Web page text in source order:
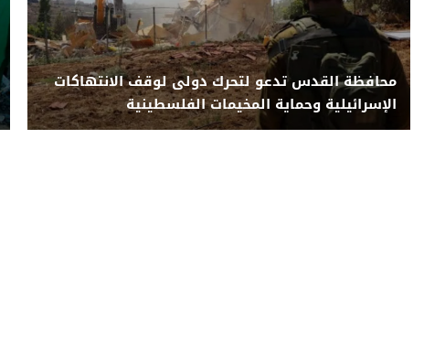
محافظة القدس تدعو لتحرك دولى لوقف الانتهاكات
الإسرائيلية وحماية المخيمات الفلسطينية